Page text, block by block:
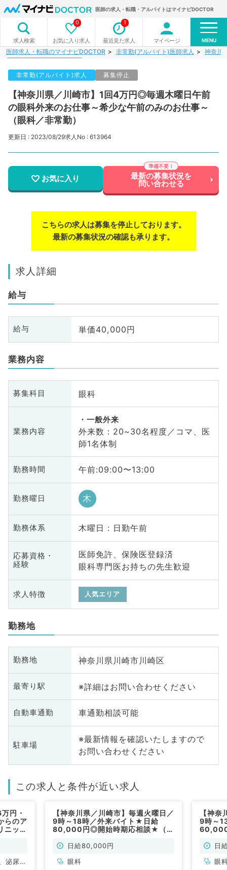
医師の求人・転職・アルバイトはマイナビDOCTOR
求人検索 お気に入り求人
0
最近見た求人
1
マイページ MENU
医師求人・転職のマイナビDOCTOR 非常勤(アルバイト)医師求人 神奈川
非常勤(アルバイト)求人 募集停止
【神奈川県／川崎市】1回4万円◎毎週木曜日午前
の眼科外来のお仕事～希少な午前のみのお仕事～
（眼科／非常勤）
更新日 : 2023/08/29求人No : 613964
お気に入り 最新の募集状況を
問い合わせる
こちらの求人は募集を停止しております。
最新の募集状況の確認も承ります。
求人詳細
給与
給与 単価40,000円
業務内容
募集科目 眼科
業務内容
一般外来
外来数：20~30名程度／コマ、医
師1名体制
勤務時間 午前:09:00〜13:00
勤務曜日 木
勤務体系 木曜日 : 日勤午前
応募資格・
経験
医師免許、保険医登録済
眼科専門医お持ちの先生歓迎
求人特徴 人気エリア
勤務地
勤務地 神奈川県川崎市川崎区
最寄り駅 ※詳細はお問い合わせください
自動車通勤 車通勤相談可能
駐車場
※最新情報を確認いたしますので
お問い合わせください
この求人と条件が近い求人
円・
らのア
ニッ
泌尿器
【神奈川県／川崎市】毎週火曜日／
9時～18時／外来バイト★日給
80,000円◎開始時期応相談★（眼
日給80,000円
眼科
【神
9時～
日
眼